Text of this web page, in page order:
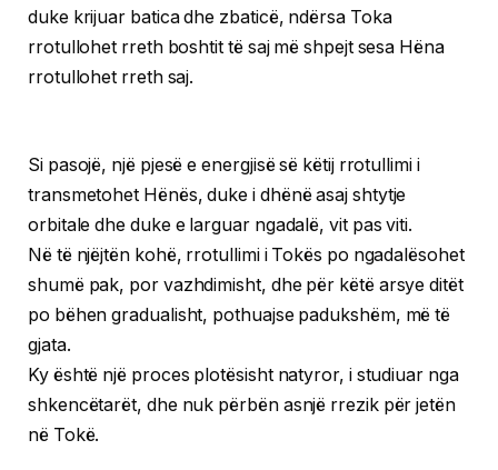
duke krijuar batica dhe zbaticë, ndërsa Toka
rrotullohet rreth boshtit të saj më shpejt sesa Hëna
rrotullohet rreth saj.
Si pasojë, një pjesë e energjisë së këtij rrotullimi i
transmetohet Hënës, duke i dhënë asaj shtytje
orbitale dhe duke e larguar ngadalë, vit pas viti.
Në të njëjtën kohë, rrotullimi i Tokës po ngadalësohet
shumë pak, por vazhdimisht, dhe për këtë arsye ditët
po bëhen gradualisht, pothuajse padukshëm, më të
gjata.
Ky është një proces plotësisht natyror, i studiuar nga
shkencëtarët, dhe nuk përbën asnjë rrezik për jetën
në Tokë.